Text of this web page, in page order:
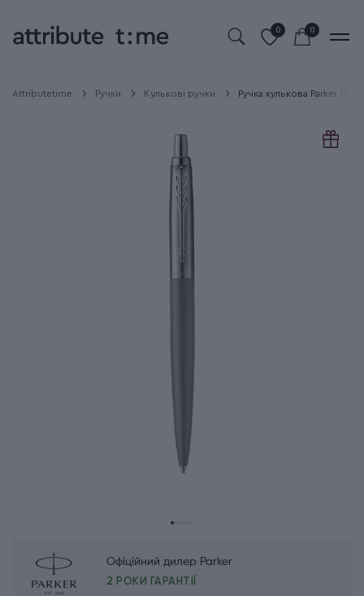
0 0
Attributetime Ручки Кулькові ручки Ручка кулькова Parker
Офіційний дилер Parker
2 РОКИ ГАРАНТІЇ